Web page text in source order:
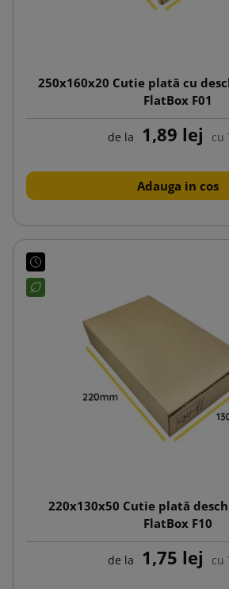
250x160x20 Cutie plată cu
FlatBox F01
de la 1,89 lej cu
Adauga in cos
220x130x50 Cutie plată
FlatBox F10
de la 1,75 lej cu